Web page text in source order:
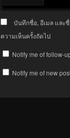
บันทึกชื่อ, อีเมล และ
ความเห็นครั้งถัดไป
Notify me of follow-
Notify me of new